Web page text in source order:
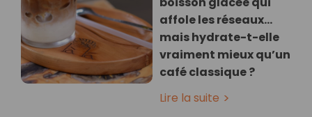
affole les réseaux…
mais hydrate-t-elle
vraiment mieux qu’un
café classique ?
Lire la suite